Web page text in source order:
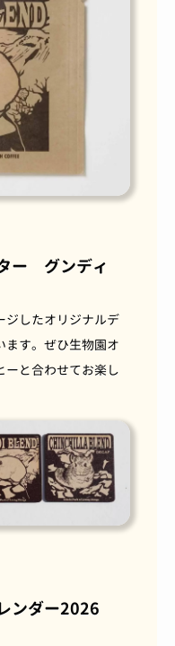
ー グンディ
ジしたオリジナルデ
ます。ぜひ生物園オ
ーと合わせてお楽し
ンダー2026